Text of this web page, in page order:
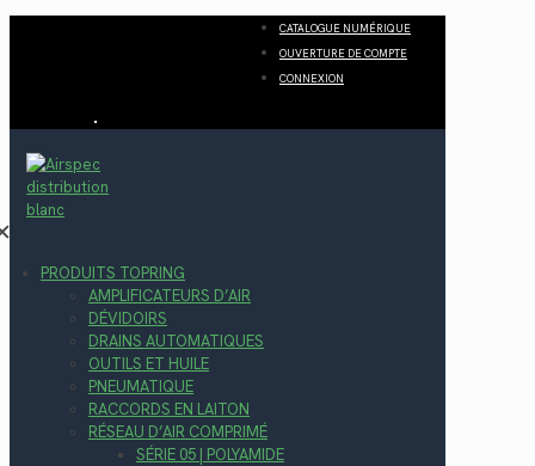
CATALOGUE NUMÉRIQUE
OUVERTURE DE COMPTE
CONNEXION
PRODUITS TOPRING
AMPLIFICATEURS D’AIR
DÉVIDOIRS
DRAINS AUTOMATIQUES
OUTILS ET HUILE
PNEUMATIQUE
RACCORDS EN LAITON
RÉSEAU D’AIR COMPRIMÉ
SÉRIE 05 | POLYAMIDE